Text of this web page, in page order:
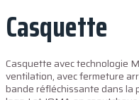
Casquette
Casquette avec technologie
ventilation, avec fermeture
bande réfléchissante dans la